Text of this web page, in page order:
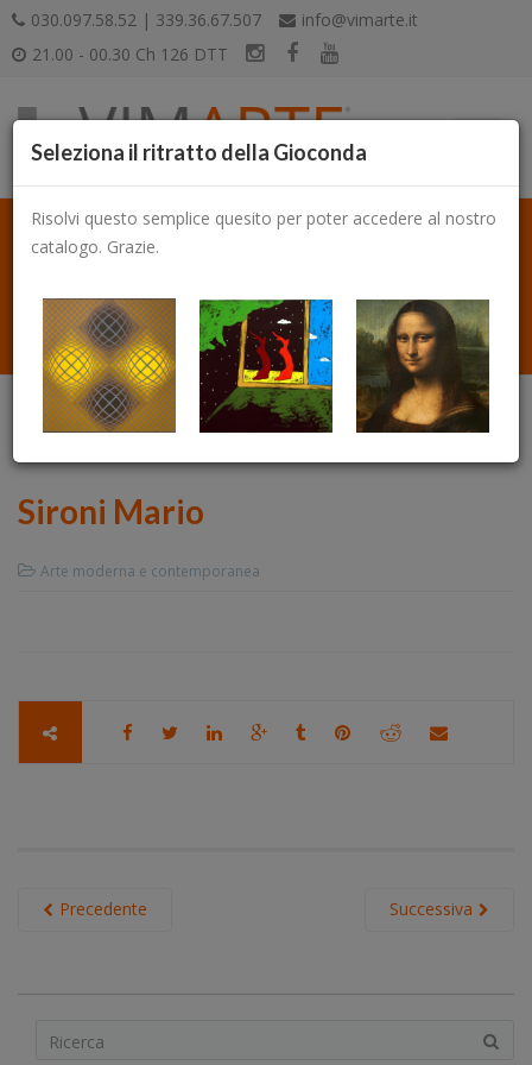
030.097.58.52 | 339.36.67.507
info@vimarte.it
21.00 - 00.30 Ch 126 DTT
Sironi Mario
Arte moderna e contemporanea
Successiva
Precedente
Seleziona il ritratto della Gioconda
Risolvi questo semplice quesito per poter accedere al nostro
catalogo. Grazie.